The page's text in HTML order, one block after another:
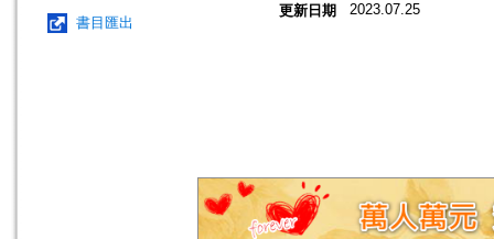
書目匯出
更新日期 2023.07.25